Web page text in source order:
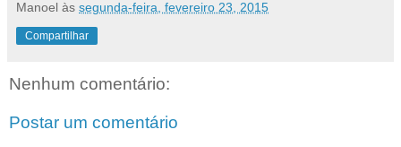
Manoel às segunda-feira, fevereiro 23, 2015
Compartilhar
Nenhum comentário:
Postar um comentário